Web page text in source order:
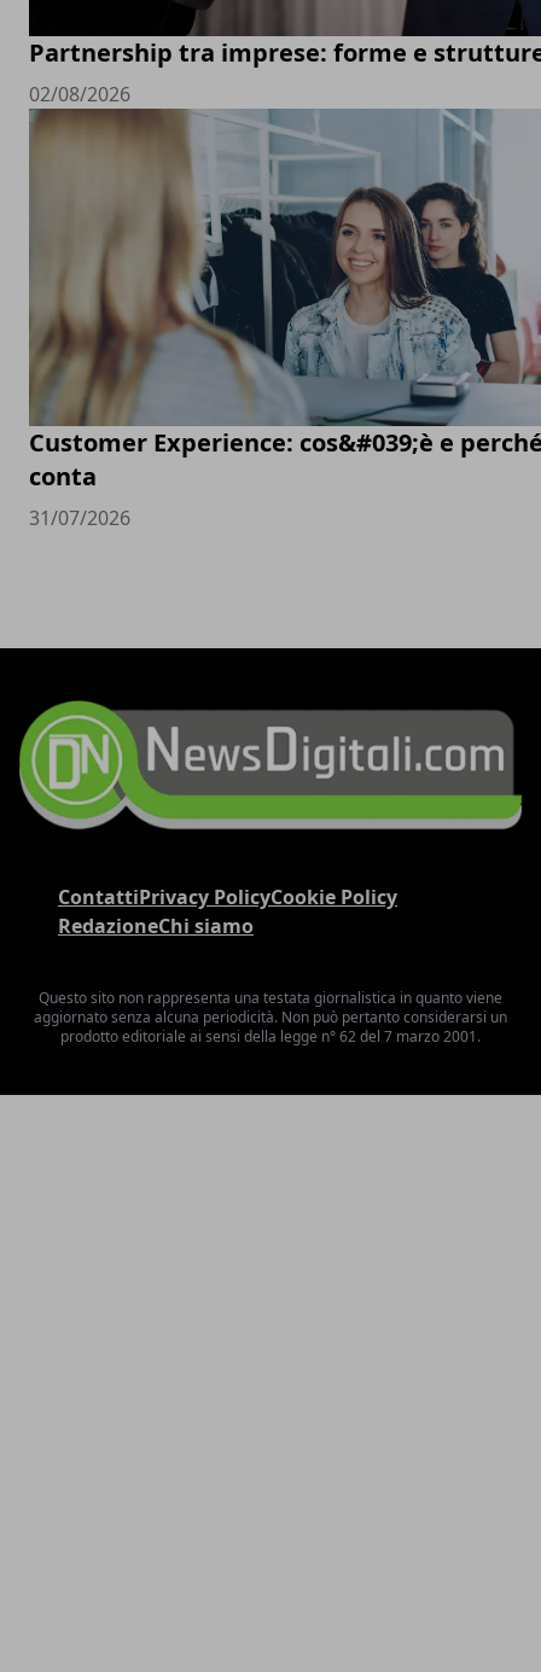
Partnership tra imprese: forme e
02/08/2026
Customer Experience: cos&#039;è e
conta
31/07/2026
ContattiPrivacy PolicyCookie Policy
RedazioneChi siamo
Questo sito non rappresenta una testata giornalistica in quanto viene
aggiornato senza alcuna periodicità. Non può pertanto considerarsi un
prodotto editoriale ai sensi della legge n° 62 del 7 marzo 2001.